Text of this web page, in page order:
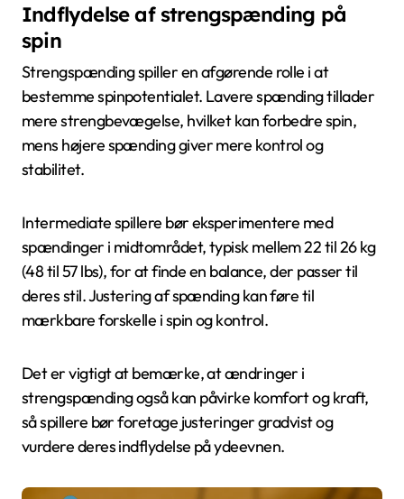
Indflydelse af strengspænding på
spin
Strengspænding spiller en afgørende rolle i at
bestemme spinpotentialet. Lavere spænding tillader
mere strengbevægelse, hvilket kan forbedre spin,
mens højere spænding giver mere kontrol og
stabilitet.
Intermediate spillere bør eksperimentere med
spændinger i midtområdet, typisk mellem 22 til 26 kg
(48 til 57 lbs), for at finde en balance, der passer til
deres stil. Justering af spænding kan føre til
mærkbare forskelle i spin og kontrol.
Det er vigtigt at bemærke, at ændringer i
strengspænding også kan påvirke komfort og kraft,
så spillere bør foretage justeringer gradvist og
vurdere deres indflydelse på ydeevnen.